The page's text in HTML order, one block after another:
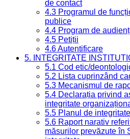
de contact
4.3 Programul de
publice
4.4 Program de
4.5 Petiții
4.6 Autentificare
5. INTEGRITATE
5.1 Cod etic/
5.2 Lista cuprinzând
5.3 Mecanismul de
5.4 Declarația privind
integritate
5.5 Planul de
5.6 Raport narativ
măsurilor prevăzute în